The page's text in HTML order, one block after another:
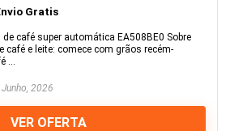
Gratis
café super automática EA508BE0 Sobre
café e leite: comece com grãos recém-
...
2026
VER OFERTA